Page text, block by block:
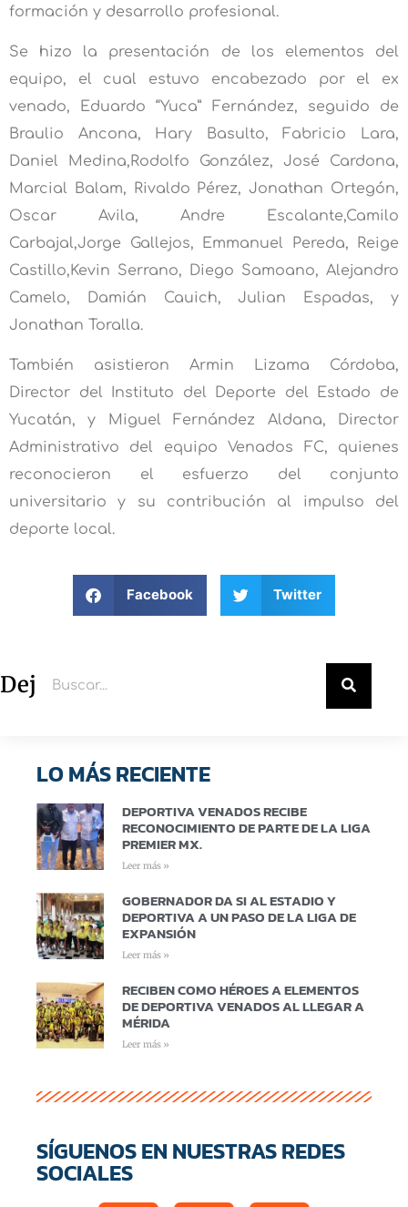
formación y desarrollo profesional.
Se hizo la presentación de los elementos del
equipo, el cual estuvo encabezado por el ex
venado, Eduardo “Yuca” Fernández, seguido de
Braulio Ancona, Hary Basulto, Fabricio Lara,
Daniel Medina,Rodolfo González, José Cardona,
Marcial Balam, Rivaldo Pérez, Jonathan Ortegón,
Oscar Avila, Andre Escalante,Camilo
Carbajal,Jorge Gallejos, Emmanuel Pereda, Reige
Castillo,Kevin Serrano, Diego Samoano, Alejandro
Camelo, Damián Cauich, Julian Espadas, y
Jonathan Toralla.
También asistieron Armin Lizama Córdoba,
Director del Instituto del Deporte del Estado de
Yucatán, y Miguel Fernández Aldana, Director
Administrativo del equipo Venados FC, quienes
reconocieron el esfuerzo del conjunto
universitario y su contribución al impulso del
deporte local.
Facebook Twitter
Deja un comentario
LO MÁS RECIENTE
DEPORTIVA VENADOS RECIBE
RECONOCIMIENTO DE PARTE DE LA LIGA
PREMIER MX.
Leer más »
GOBERNADOR DA SI AL ESTADIO Y
DEPORTIVA A UN PASO DE LA LIGA DE
EXPANSIÓN
Leer más »
RECIBEN COMO HÉROES A ELEMENTOS
DE DEPORTIVA VENADOS AL LLEGAR A
MÉRIDA
Leer más »
SÍGUENOS EN NUESTRAS REDES
SOCIALES